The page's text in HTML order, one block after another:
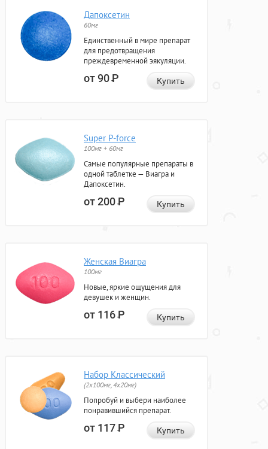
Дапоксетин
60мг
Единственный в мире препарат
для предотвращения
преждевременной эякуляции.
от 90Р Купить
Super P-force
100мг + 60мг
Самые популярные препараты в
одной таблетке — Виагра и
Дапоксетин.
от 200Р Купить
Женская Виагра
100мг
Новые, яркие ощущения для
девушек и женщин.
от 116Р Купить
Набор Классический
(2x100мг, 4x20мг)
Попробуй и выбери наиболее
понравившийся препарат.
от 117Р Купить